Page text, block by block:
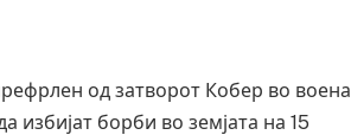
од затворот Кобер во воена
избијат борби во земјата на 15